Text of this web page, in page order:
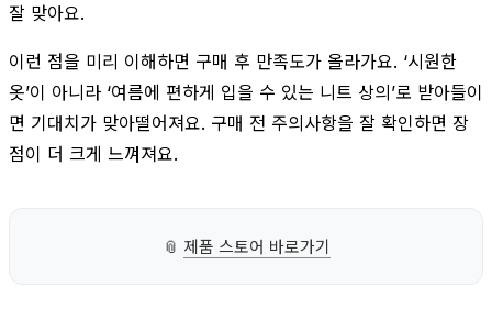
잘 맞아요.
이런 점을 미리 이해하면 구매 후 만족도가 올라가요. ‘시원한
옷’이 아니라 ‘여름에 편하게 입을 수 있는 니트 상의’로 받아들이
면 기대치가 맞아떨어져요. 구매 전 주의사항을 잘 확인하면 장
점이 더 크게 느껴져요.
📎 제품 스토어 바로가기